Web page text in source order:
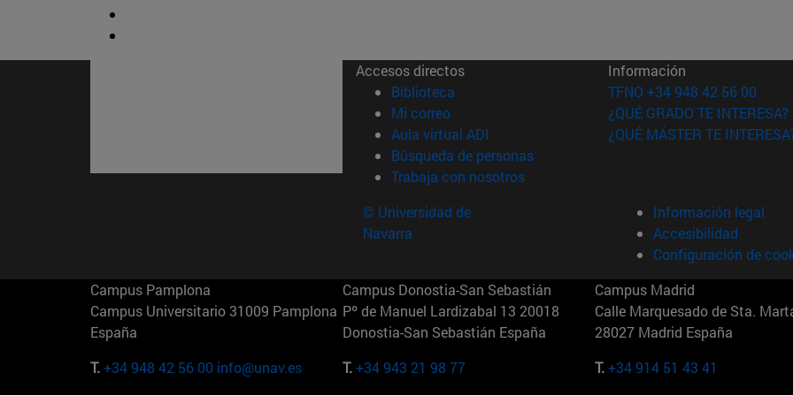
Accesos directos
Biblioteca (abre en nueva ventana)
Mi correo(abre en nueva ventana)
Aula virtual ADI (abre en nueva ventana)
Búsqueda de personas(abre en nueva ventana)
Trabaja con nosotros(abre en nueva ventana)
Información
TFNO +34 948 42 56 00
¿QUÉ GRADO TE INTERESA?
¿QUÉ MÁSTER TE
© Universidad de
Navarra
Información legal
Accesibilidad
Configuración de
Campus Pamplona
Campus Universitario 31009 Pamplona
España
T.+34 948 42 56 00 info@unav.es
Campus Donostia-San Sebastián
Pº de Manuel Lardizabal 13 20018
Donostia-San Sebastián España
T.+34 943 21 98 77
Campus Madrid
Calle Marquesado de Sta.
28027 Madrid España
T.+34 914 51 43 41